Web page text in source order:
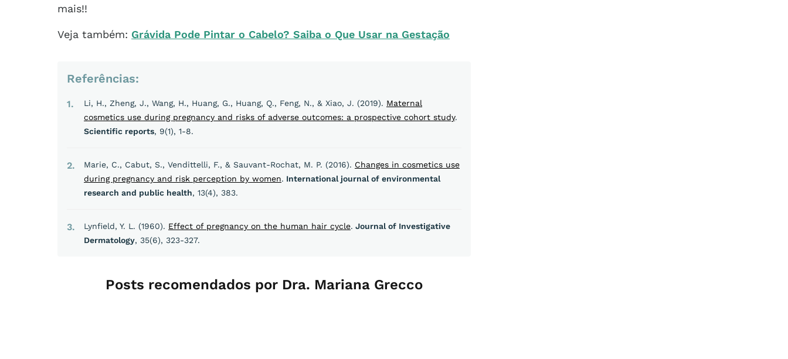
mais!!
Veja também: Grávida Pode Pintar o Cabelo? Saiba o Que Usar na Gestação
Referências:
1 Li, H., Zheng, J., Wang, H., Huang, G., Huang, Q., Feng, N., & Xiao, J. (2019). Maternal
cosmetics use during pregnancy and risks of adverse outcomes: a prospective cohort study.
Scientific reports, 9(1), 1-8.
2 Marie, C., Cabut, S., Vendittelli, F., & Sauvant-Rochat, M. P. (2016). Changes in cosmetics use
during pregnancy and risk perception by women. International journal of environmental
research and public health, 13(4), 383.
3 Lynfield, Y. L. (1960). Effect of pregnancy on the human hair cycle. Journal of Investigative
Dermatology, 35(6), 323-327.
Posts recomendados por Dra. Mariana Grecco